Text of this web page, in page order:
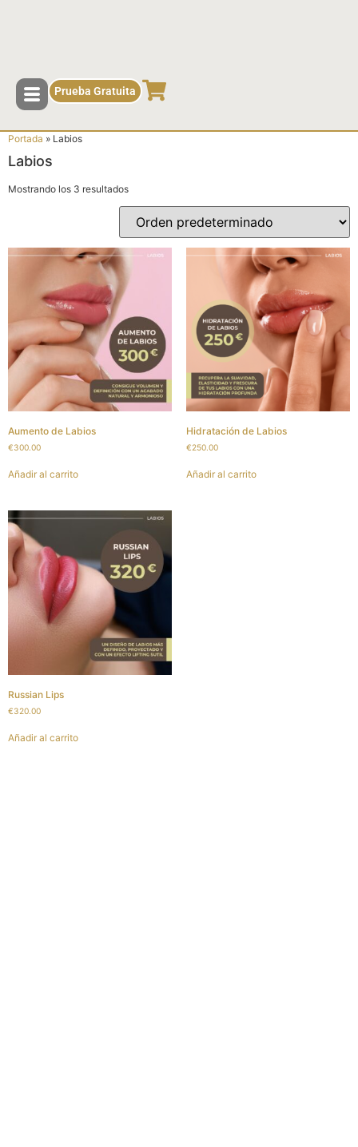
Prueba Gratuita
Portada » Labios
Labios
Mostrando los 3 resultados
Aumento de Labios
€300.00
Añadir al carrito
Hidratación de Labios
€250.00
Añadir al carrito
Russian Lips
€320.00
Añadir al carrito